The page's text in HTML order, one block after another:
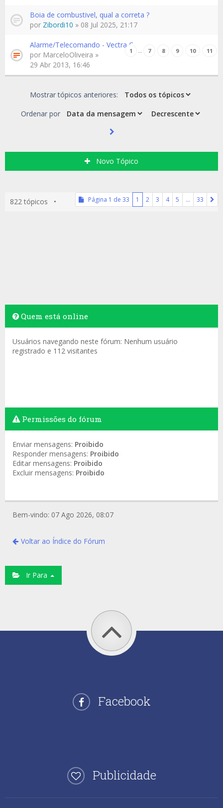
Boia de combustivel, qual a correta ?
por Zibordi10 » 08 Jul 2025, 21:17
Alarme/Telecomando - Vectra C
1 … 7 8 9 10 11
por MarceloOliveira »
29 Abr 2013, 16:46
Mostrar tópicos anteriores:
Ordenar por
Novo Tópico
822 tópicos • Página 1 de 33 1 2 3 4 5 … 33
Quem está online
Usuários navegando neste fórum: Nenhum usuário
registrado e 112 visitantes
Permissões do fórum
Enviar mensagens: Proibido
Responder mensagens: Proibido
Editar mensagens: Proibido
Excluir mensagens: Proibido
Bem-vindo: 07 Ago 2026, 08:07
Voltar ao Índice do Fórum
Ir Para
Facebook
Publicidade